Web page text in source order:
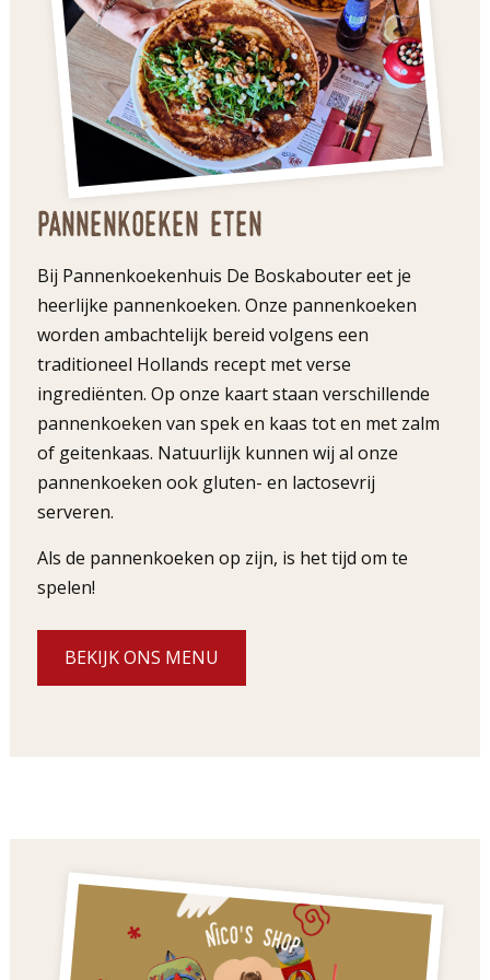
Pannenkoeken eten
Bij Pannenkoekenhuis De Boskabouter eet je
heerlijke pannenkoeken. Onze pannenkoeken
worden ambachtelijk bereid volgens een
traditioneel Hollands recept met verse
ingrediënten. Op onze kaart staan verschillende
pannenkoeken van spek en kaas tot en met zalm
of geitenkaas. Natuurlijk kunnen wij al onze
pannenkoeken ook gluten- en lactosevrij
serveren.
Als de pannenkoeken op zijn, is het tijd om te
spelen!
BEKIJK ONS MENU